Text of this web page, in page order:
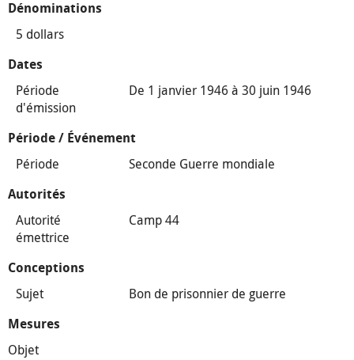
Dénominations
5 dollars
Dates
Période
d'émission
De 1 janvier 1946 à 30 juin 1946
Période / Événement
Période Seconde Guerre mondiale
Autorités
Autorité
émettrice
Camp 44
Conceptions
Sujet Bon de prisonnier de guerre
Mesures
Objet